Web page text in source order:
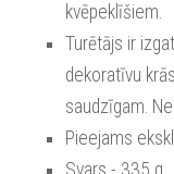
kvēpeklīšiem.
Turētājs ir
dekoratīvu
saudzīgam.
Pieejams